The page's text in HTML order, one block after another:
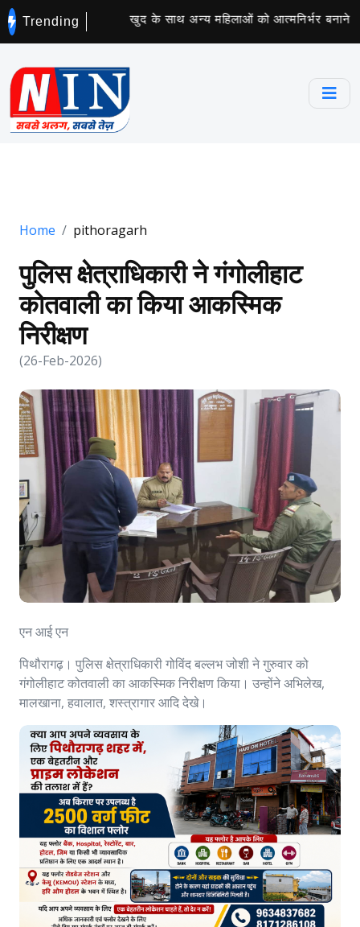
Trending
व्यक्ति की मौत खुद के साथ अन्य महिलाओं को आत्मनिर्भर बनाने
Home pithoragarh
पुलिस क्षेत्राधिकारी ने गंगोलीहाट
कोतवाली का किया आकस्मिक
निरीक्षण
(26-Feb-2026)
एन आई एन
पिथौरागढ़। पुलिस क्षेत्राधिकारी गोविंद बल्लभ जोशी ने गुरुवार को
गंगोलीहाट कोतवाली का आकस्मिक निरीक्षण किया। उन्होंने अभिलेख,
मालखाना, हवालात, शस्त्रागार आदि देखे।